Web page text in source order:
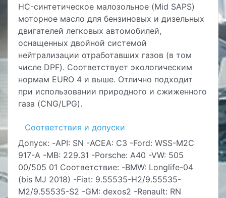
HC-синтетическое малозольное (Mid SAPS)
моторное масло для бензиновых и дизельных
двигателей легковых автомобилей,
оснащенных двойной системой
нейтрализации отработавших газов (в том
числе DPF). Cоответствует экологическим
нормам EURO 4 и выше. Отлично подходит
при использовании природного и сжиженного
газа (CNG/LPG).
Соответствия и допуски
Допуск: -API: SN -ACEA: C3 -Ford: WSS-M2C
917-A -MB: 229.31 -Porsche: A40 -VW: 505
00/505 01 Соответствие: -BMW: Longlife-04
(bis MJ 2018) -Fiat: 9.55535-H2/9.55535-
M2/9.55535-S2 -GM: dexos2 -Renault: RN